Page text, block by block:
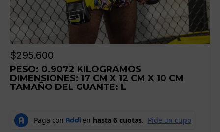
$295.600
PESO: 0.9072 KILOGRAMOS
DIMENSIONES: 17 CM X 12 CM X 10 CM
TAMAÑO DEL GUANTE: L